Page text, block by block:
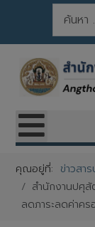
การค้นหา
คุณอยู่ที่: ข่าวสา
สำนักงานปศุสั
ลดภาระลดค่าค